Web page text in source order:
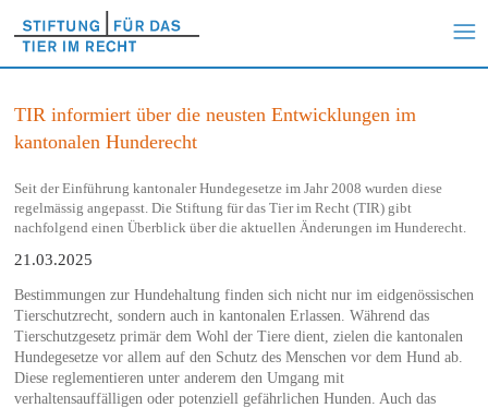
TIR informiert über die neusten Entwicklungen im
kantonalen Hunderecht
Seit der Einführung kantonaler Hundegesetze im Jahr 2008 wurden diese
regelmässig angepasst. Die Stiftung für das Tier im Recht (TIR) gibt
nachfolgend einen Überblick über die aktuellen Änderungen im Hunderecht.
21.03.2025
Bestimmungen zur Hundehaltung finden sich nicht nur im eidgenössischen
Tierschutzrecht, sondern auch in kantonalen Erlassen. Während das
Tierschutzgesetz primär dem Wohl der Tiere dient, zielen die kantonalen
Hundegesetze vor allem auf den Schutz des Menschen vor dem Hund ab.
Diese reglementieren unter anderem den Umgang mit
verhaltensauffälligen oder potenziell gefährlichen Hunden. Auch das